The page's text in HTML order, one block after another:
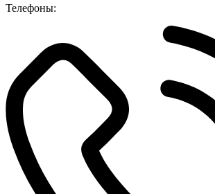
Телефоны: